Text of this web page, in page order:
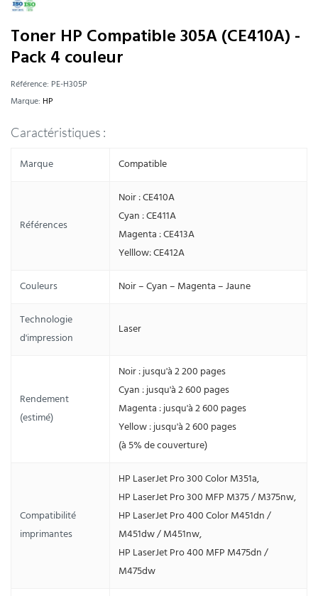
Toner HP Compatible 305A (CE410A) -
Pack 4 couleur
Référence: PE-H305P
Marque: HP
Caractéristiques :
Marque Compatible
Références
Noir : CE410A
Cyan : CE411A
Magenta : CE413A
Yelllow: CE412A
Couleurs Noir – Cyan – Magenta – Jaune
Technologie
d'impression
Laser
Rendement
(estimé)
Noir : jusqu'à 2 200 pages
Cyan : jusqu'à 2 600 pages
Magenta : jusqu'à 2 600 pages
Yellow : jusqu'à 2 600 pages
(à 5% de couverture)
Compatibilité
imprimantes
HP LaserJet Pro 300 Color M351a,
HP LaserJet Pro 300 MFP M375 / M375nw,
HP LaserJet Pro 400 Color M451dn /
M451dw / M451nw,
HP LaserJet Pro 400 MFP M475dn /
M475dw